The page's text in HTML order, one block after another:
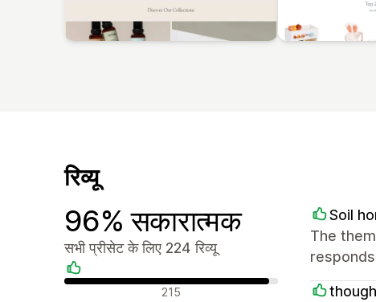
रिव्यू
96% सकारात्मक
सभी प्रीसेट के लिए 224 रिव्यू
सकारात्मक रिव्यू 215
Soil
The